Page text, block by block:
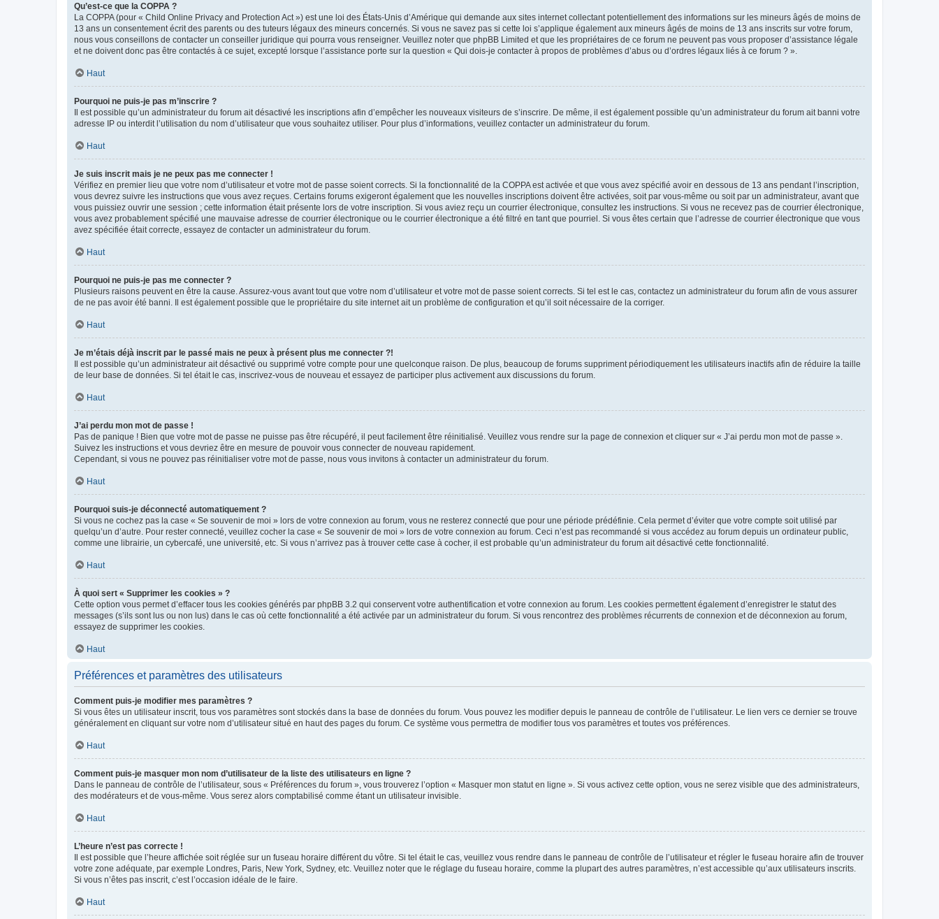
Qu’est-ce que la COPPA ?
La COPPA (pour « Child Online Privacy and Protection Act ») est une loi des États-Unis d’Amérique qui demande aux sites internet collectant potentiellement des informations sur les mineurs âgés de moins de
13 ans un consentement écrit des parents ou des tuteurs légaux des mineurs concernés. Si vous ne savez pas si cette loi s’applique également aux mineurs âgés de moins de 13 ans inscrits sur votre forum,
nous vous conseillons de contacter un conseiller juridique qui pourra vous renseigner. Veuillez noter que phpBB Limited et que les propriétaires de ce forum ne peuvent pas vous proposer d’assistance légale
et ne doivent donc pas être contactés à ce sujet, excepté lorsque l’assistance porte sur la question « Qui dois-je contacter à propos de problèmes d’abus ou d’ordres légaux liés à ce forum ? ».
Haut
Pourquoi ne puis-je pas m’inscrire ?
Il est possible qu’un administrateur du forum ait désactivé les inscriptions afin d’empêcher les nouveaux visiteurs de s’inscrire. De même, il est également possible qu’un administrateur du forum ait banni votre
adresse IP ou interdit l’utilisation du nom d’utilisateur que vous souhaitez utiliser. Pour plus d’informations, veuillez contacter un administrateur du forum.
Haut
Je suis inscrit mais je ne peux pas me connecter !
Vérifiez en premier lieu que votre nom d’utilisateur et votre mot de passe soient corrects. Si la fonctionnalité de la COPPA est activée et que vous avez spécifié avoir en dessous de 13 ans pendant l’inscription,
vous devrez suivre les instructions que vous avez reçues. Certains forums exigeront également que les nouvelles inscriptions doivent être activées, soit par vous-même ou soit par un administrateur, avant que
vous puissiez ouvrir une session ; cette information était présente lors de votre inscription. Si vous aviez reçu un courrier électronique, consultez les instructions. Si vous ne recevez pas de courrier électronique,
vous avez probablement spécifié une mauvaise adresse de courrier électronique ou le courrier électronique a été filtré en tant que pourriel. Si vous êtes certain que l’adresse de courrier électronique que vous
avez spécifiée était correcte, essayez de contacter un administrateur du forum.
Haut
Pourquoi ne puis-je pas me connecter ?
Plusieurs raisons peuvent en être la cause. Assurez-vous avant tout que votre nom d’utilisateur et votre mot de passe soient corrects. Si tel est le cas, contactez un administrateur du forum afin de vous assurer
de ne pas avoir été banni. Il est également possible que le propriétaire du site internet ait un problème de configuration et qu’il soit nécessaire de la corriger.
Haut
Je m’étais déjà inscrit par le passé mais ne peux à présent plus me connecter ?!
Il est possible qu’un administrateur ait désactivé ou supprimé votre compte pour une quelconque raison. De plus, beaucoup de forums suppriment périodiquement les utilisateurs inactifs afin de réduire la taille
de leur base de données. Si tel était le cas, inscrivez-vous de nouveau et essayez de participer plus activement aux discussions du forum.
Haut
J’ai perdu mon mot de passe !
Pas de panique ! Bien que votre mot de passe ne puisse pas être récupéré, il peut facilement être réinitialisé. Veuillez vous rendre sur la page de connexion et cliquer sur « J’ai perdu mon mot de passe ».
Suivez les instructions et vous devriez être en mesure de pouvoir vous connecter de nouveau rapidement.
Cependant, si vous ne pouvez pas réinitialiser votre mot de passe, nous vous invitons à contacter un administrateur du forum.
Haut
Pourquoi suis-je déconnecté automatiquement ?
Si vous ne cochez pas la case « Se souvenir de moi » lors de votre connexion au forum, vous ne resterez connecté que pour une période prédéfinie. Cela permet d’éviter que votre compte soit utilisé par
quelqu’un d’autre. Pour rester connecté, veuillez cocher la case « Se souvenir de moi » lors de votre connexion au forum. Ceci n’est pas recommandé si vous accédez au forum depuis un ordinateur public,
comme une librairie, un cybercafé, une université, etc. Si vous n’arrivez pas à trouver cette case à cocher, il est probable qu’un administrateur du forum ait désactivé cette fonctionnalité.
Haut
À quoi sert « Supprimer les cookies » ?
Cette option vous permet d’effacer tous les cookies générés par phpBB 3.2 qui conservent votre authentification et votre connexion au forum. Les cookies permettent également d’enregistrer le statut des
messages (s’ils sont lus ou non lus) dans le cas où cette fonctionnalité a été activée par un administrateur du forum. Si vous rencontrez des problèmes récurrents de connexion et de déconnexion au forum,
essayez de supprimer les cookies.
Haut
Préférences et paramètres des utilisateurs
Comment puis-je modifier mes paramètres ?
Si vous êtes un utilisateur inscrit, tous vos paramètres sont stockés dans la base de données du forum. Vous pouvez les modifier depuis le panneau de contrôle de l’utilisateur. Le lien vers ce dernier se trouve
généralement en cliquant sur votre nom d’utilisateur situé en haut des pages du forum. Ce système vous permettra de modifier tous vos paramètres et toutes vos préférences.
Haut
Comment puis-je masquer mon nom d’utilisateur de la liste des utilisateurs en ligne ?
Dans le panneau de contrôle de l’utilisateur, sous « Préférences du forum », vous trouverez l’option « Masquer mon statut en ligne ». Si vous activez cette option, vous ne serez visible que des administrateurs,
des modérateurs et de vous-même. Vous serez alors comptabilisé comme étant un utilisateur invisible.
Haut
L’heure n’est pas correcte !
Il est possible que l’heure affichée soit réglée sur un fuseau horaire différent du vôtre. Si tel était le cas, veuillez vous rendre dans le panneau de contrôle de l’utilisateur et régler le fuseau horaire afin de trouver
votre zone adéquate, par exemple Londres, Paris, New York, Sydney, etc. Veuillez noter que le réglage du fuseau horaire, comme la plupart des autres paramètres, n’est accessible qu’aux utilisateurs inscrits.
Si vous n’êtes pas inscrit, c’est l’occasion idéale de le faire.
Haut